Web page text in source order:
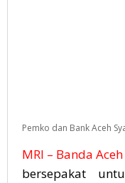
Pemko dan Bank Aceh
MRI – Banda
bersepakat